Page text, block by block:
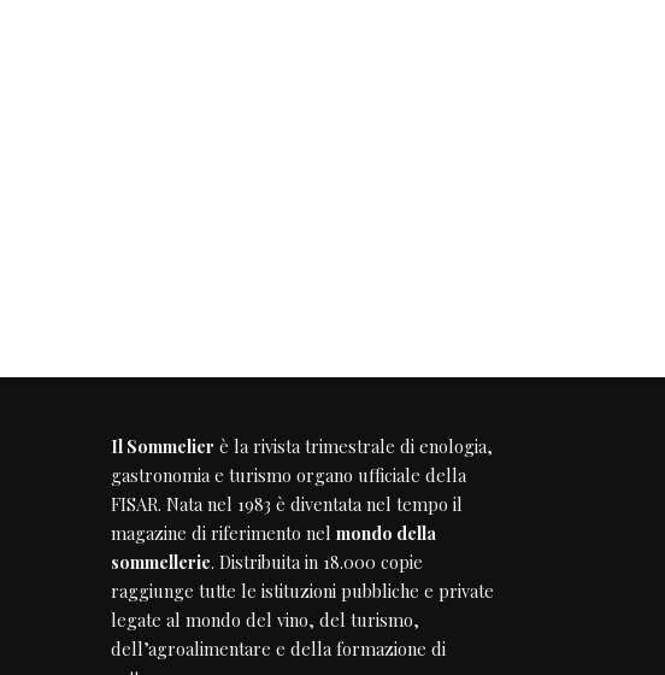
Il Sommelier è la rivista trimestrale di enologia,
gastronomia e turismo organo ufficiale della
FISAR. Nata nel 1983 è diventata nel tempo il
magazine di riferimento nel mondo della
sommellerie. Distribuita in 18.000 copie
raggiunge tutte le istituzioni pubbliche e private
legate al mondo del vino, del turismo,
dell’agroalimentare e della formazione di